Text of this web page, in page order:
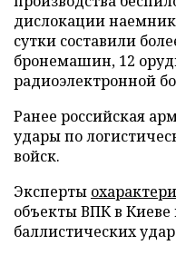
дислокации
сутки составили
бронемашин, 12
радиоэлектронной
Ранее российская
удары по
войск.
Эксперты
объекты ВПК в
баллистических